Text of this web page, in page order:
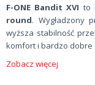
F-ONE Bandit XVI to
round. Wygładzony
wyższa stabilność
komfort i bardzo dobre
Zobacz więcej